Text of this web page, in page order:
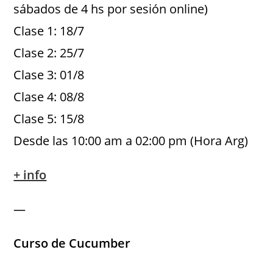
sábados de 4 hs por sesión online)
Clase 1: 18/7
Clase 2: 25/7
Clase 3: 01/8
Clase 4: 08/8
Clase 5: 15/8
Desde las 10:00 am a 02:00 pm (Hora Arg)
+ info
—
Curso de Cucumber